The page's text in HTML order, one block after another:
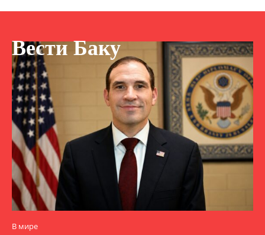
Вести Баку
В мире